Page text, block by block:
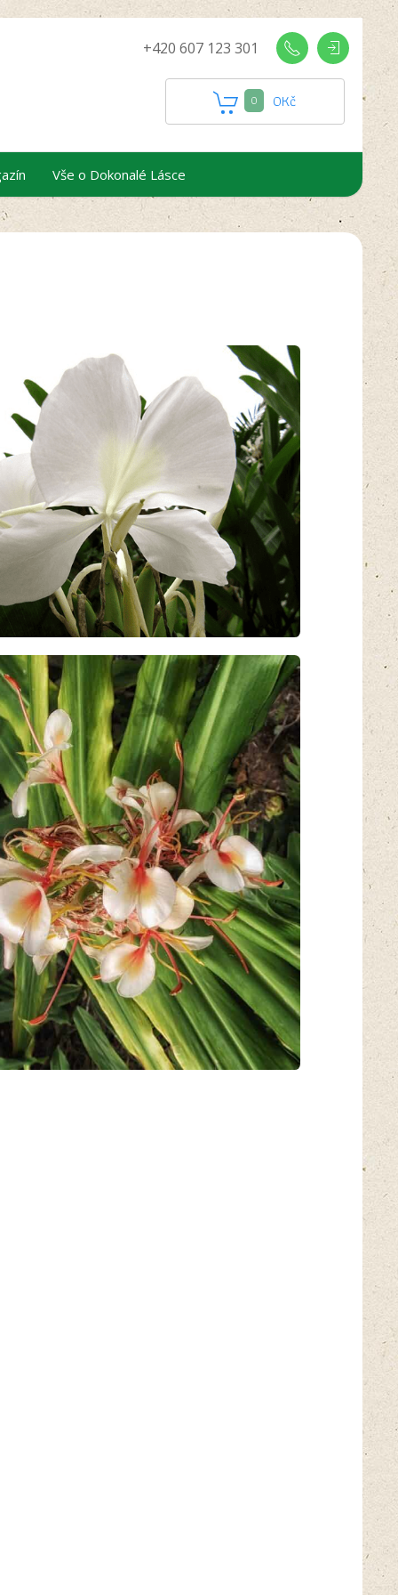
+420 607 123 301
0 0Kč
Vše o Dokonalé Lásce